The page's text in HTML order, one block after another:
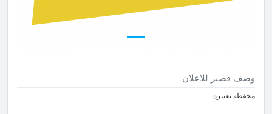
وصف قصير للاعلان
محفظة بعنيزة